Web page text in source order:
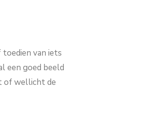
van iets
een goed beeld
of wellicht de